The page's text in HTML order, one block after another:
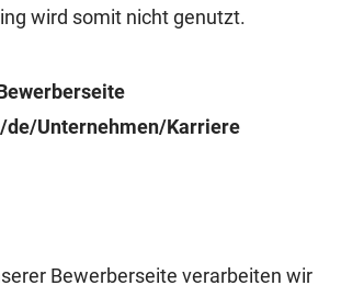
wird somit nicht genutzt.
Unternehmen/Karriere
Bewerberseite verarbeiten wir